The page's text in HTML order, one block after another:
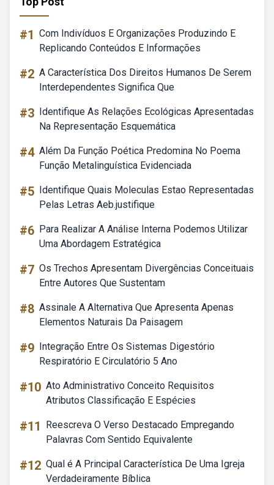
#1 Com Indivíduos E Organizações Produzindo E
Replicando Conteúdos E Informações
#2 A Característica Dos Direitos Humanos De Serem
Interdependentes Significa Que
#3 Identifique As Relações Ecológicas Apresentadas
Na Representação Esquemática
#4 Além Da Função Poética Predomina No Poema
Função Metalinguística Evidenciada
#5 Identifique Quais Moleculas Estao Representadas
Pelas Letras Aeb.justifique
#6 Para Realizar A Análise Interna Podemos Utilizar
Uma Abordagem Estratégica
#7 Os Trechos Apresentam Divergências Conceituais
Entre Autores Que Sustentam
#8 Assinale A Alternativa Que Apresenta Apenas
Elementos Naturais Da Paisagem
#9 Integração Entre Os Sistemas Digestório
Respiratório E Circulatório 5 Ano
#10 Ato Administrativo Conceito Requisitos
Atributos Classificação E Espécies
#11
Reescreva O Verso Destacado Empregando
Palavras Com Sentido Equivalente
#12 Qual é A Principal Característica De Uma Igreja
Verdadeiramente Bíblica